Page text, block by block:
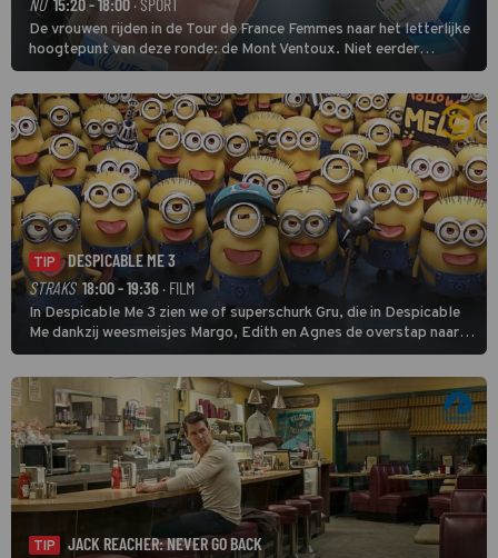
De vrouwen rijden in de Tour de France Femmes naar het letterlijke
hoogtepunt van deze ronde: de Mont Ventoux. Niet eerder
finishten de vrouwen voor deze koers op deze kale col uit de
buitencategorie. De aanloop naar de slotklim is vlak.
TIP
DESPICABLE ME 3
STRAKS 18:00 - 19:36· FILM
In Despicable Me 3 zien we of superschurk Gru, die in Despicable
Me dankzij weesmeisjes Margo, Edith en Agnes de overstap naar
het rechte pad maakte, ook op dat pad weet te blijven.
TIP
JACK REACHER: NEVER GO BACK